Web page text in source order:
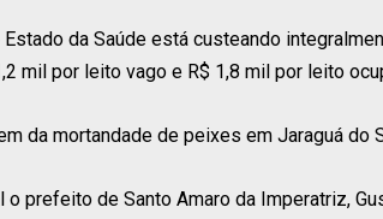
da Saúde está custeando
mil por leito vago e R$ 1,8 mil por leito
da mortandade de peixes em Jaraguá do
prefeito de Santo Amaro da Imperatriz,